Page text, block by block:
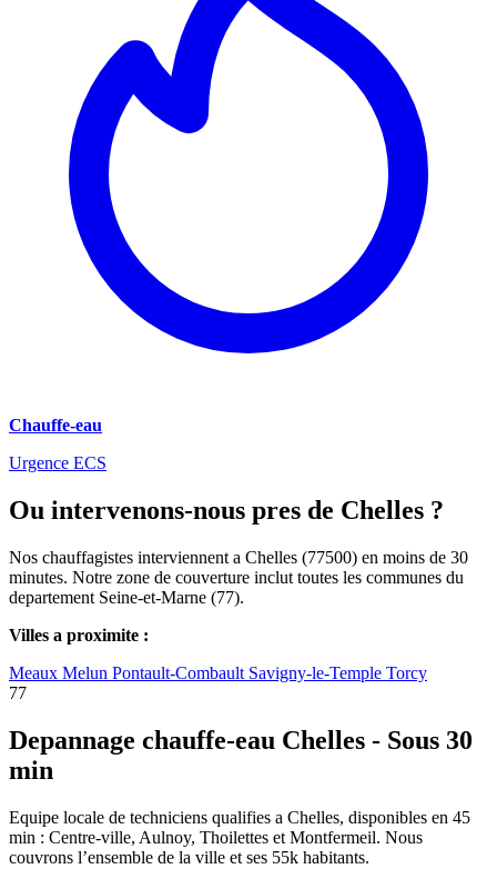
Chauffe-eau
Urgence ECS
Ou intervenons-nous pres de Chelles ?
Nos chauffagistes interviennent a Chelles (77500) en moins de 30
minutes. Notre zone de couverture inclut toutes les communes du
departement Seine-et-Marne (77).
Villes a proximite :
Meaux Melun Pontault-Combault Savigny-le-Temple Torcy
77
Depannage chauffe-eau Chelles - Sous 30
min
Equipe locale de techniciens qualifies a Chelles, disponibles en 45
min : Centre-ville, Aulnoy, Thoilettes et Montfermeil. Nous
couvrons l’ensemble de la ville et ses 55k habitants.